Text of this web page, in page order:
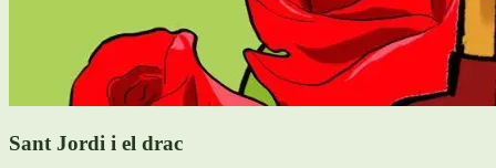
Sant Jordi i el drac